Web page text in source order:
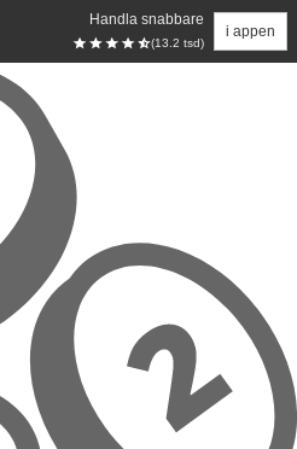
Handla snabbare
(13.2 tsd)
i appen